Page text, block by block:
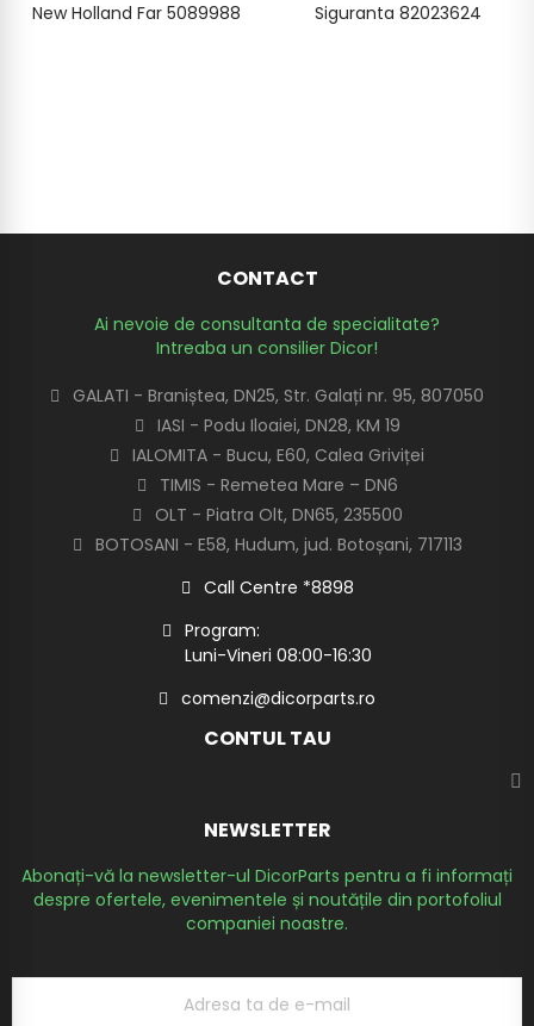
New Holland Far 5089988 Siguranta 82023624
CONTACT
Ai nevoie de consultanta de specialitate?
Intreaba un consilier Dicor!
GALATI - Braniștea, DN25, Str. Galați nr. 95, 807050
IASI - Podu Iloaiei, DN28, KM 19
IALOMITA - Bucu, E60, Calea Griviței
TIMIS - Remetea Mare – DN6
OLT - Piatra Olt, DN65, 235500
BOTOSANI - E58, Hudum, jud. Botoșani, 717113
Call Centre *8898
Program:
Luni-Vineri 08:00-16:30
comenzi@dicorparts.ro
CONTUL TAU
NEWSLETTER
Abonați-vă la newsletter-ul DicorParts pentru a fi informați
despre ofertele, evenimentele și noutățile din portofoliul
companiei noastre.